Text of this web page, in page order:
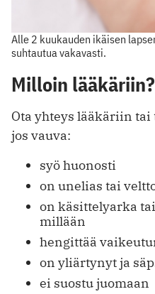
Alle 2 kuukauden ikäisen
suhtautua vakavasti.
Milloin lääkäriin?
Ota yhteys lääkäriin
jos vauva:
syö huonosti
on unelias tai
on käsittelyarka
millään
hengittää
on yliärtynyt ja
ei suostu juomaan